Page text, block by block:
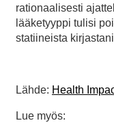
rationaalisesti
lääketyyppi tulisi
statiineista kirjastani
Lähde: Health
Lue myös: